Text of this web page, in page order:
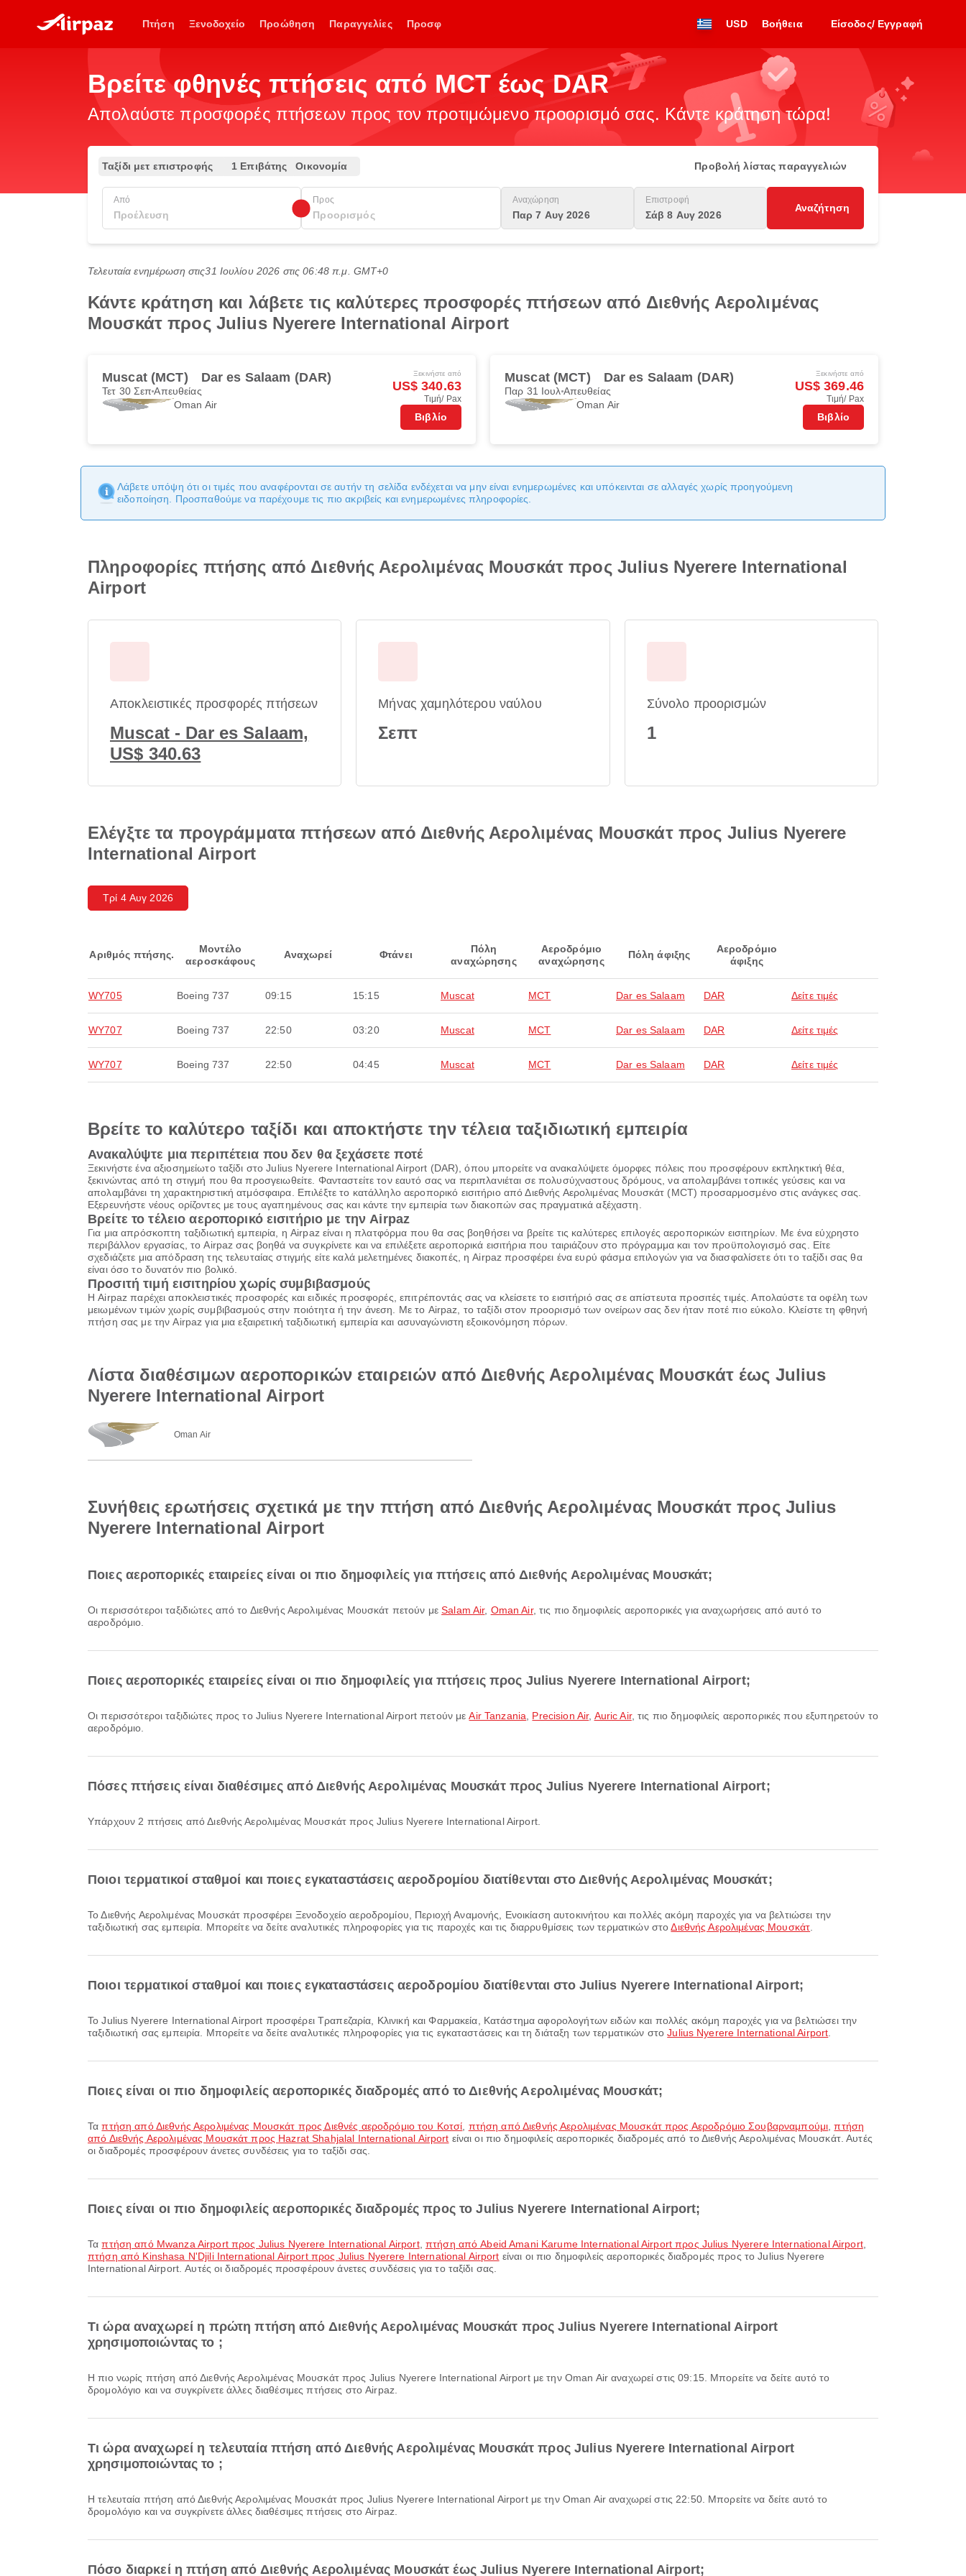
Πτήση Ξενοδοχείο Προώθηση Παραγγελίες Προσφ USD Βοήθεια Είσοδος/ Εγγραφή
Βρείτε φθηνές πτήσεις από MCT έως DAR
Απολαύστε προσφορές πτήσεων προς τον προτιμώμενο προορισμό σας. Κάντε κράτηση τώρα!
Ταξίδι μετ επιστροφής 1 Επιβάτης Οικονομία Προβολή λίστας παραγγελιών
Από Προς Αναχώρηση
Παρ 7 Αυγ 2026
Επιστροφή
Σάβ 8 Αυγ 2026
Αναζήτηση
Τελευταία ενημέρωση στις31 Ιουλίου 2026 στις 06:48 π.μ. GMT+0
Κάντε κράτηση και λάβετε τις καλύτερες προσφορές πτήσεων από Διεθνής Αερολιμένας
Μουσκάτ προς Julius Nyerere International Airport
Muscat (MCT) Dar es Salaam (DAR)
Τετ 30 ΣεπΑπευθείας
Oman Air
Ξεκινήστε από
US$ 340.63
Τιμή/ Pax
Βιβλίο
Muscat (MCT) Dar es Salaam (DAR)
Παρ 31 Ιουλ Απευθείας
Oman Air
Ξεκινήστε από
US$ 369.46
Τιμή/ Pax
Βιβλίο
Λάβετε υπόψη ότι οι τιμές που αναφέρονται σε αυτήν τη σελίδα ενδέχεται να μην είναι ενημερωμένες και υπόκεινται σε αλλαγές χωρίς προηγούμενη
ειδοποίηση. Προσπαθούμε να παρέχουμε τις πιο ακριβείς και ενημερωμένες πληροφορίες.
Πληροφορίες πτήσης από Διεθνής Αερολιμένας Μουσκάτ προς Julius Nyerere International
Airport
Αποκλειστικές προσφορές πτήσεων
Muscat - Dar es Salaam,
US$ 340.63
Μήνας χαμηλότερου ναύλου
Σεπτ
Σύνολο προορισμών
1
Ελέγξτε τα προγράμματα πτήσεων από Διεθνής Αερολιμένας Μουσκάτ προς Julius Nyerere
International Airport
Τρί 4 Αυγ 2026
Αριθμός πτήσης.
Μοντέλο
αεροσκάφους
Αναχωρεί Φτάνει
Πόλη
αναχώρησης
Αεροδρόμιο
αναχώρησης
Πόλη άφιξης
Αεροδρόμιο
άφιξης
WY705 Boeing 737 09:15 15:15 Muscat MCT Dar es Salaam DAR Δείτε τιμές
WY707 Boeing 737 22:50 03:20 Muscat MCT Dar es Salaam DAR Δείτε τιμές
WY707 Boeing 737 22:50 04:45 Muscat MCT Dar es Salaam DAR Δείτε τιμές
Βρείτε το καλύτερο ταξίδι και αποκτήστε την τέλεια ταξιδιωτική εμπειρία
Ανακαλύψτε μια περιπέτεια που δεν θα ξεχάσετε ποτέ
Ξεκινήστε ένα αξιοσημείωτο ταξίδι στο Julius Nyerere International Airport (DAR), όπου μπορείτε να ανακαλύψετε όμορφες πόλεις που προσφέρουν εκπληκτική θέα,
ξεκινώντας από τη στιγμή που θα προσγειωθείτε. Φανταστείτε τον εαυτό σας να περιπλανιέται σε πολυσύχναστους δρόμους, να απολαμβάνει τοπικές γεύσεις και να
απολαμβάνει τη χαρακτηριστική ατμόσφαιρα. Επιλέξτε το κατάλληλο αεροπορικό εισιτήριο από Διεθνής Αερολιμένας Μουσκάτ (MCT) προσαρμοσμένο στις ανάγκες σας.
Εξερευνήστε νέους ορίζοντες με τους αγαπημένους σας και κάντε την εμπειρία των διακοπών σας πραγματικά αξέχαστη.
Βρείτε το τέλειο αεροπορικό εισιτήριο με την Airpaz
Για μια απρόσκοπτη ταξιδιωτική εμπειρία, η Airpaz είναι η πλατφόρμα που θα σας βοηθήσει να βρείτε τις καλύτερες επιλογές αεροπορικών εισιτηρίων. Με ένα εύχρηστο
περιβάλλον εργασίας, το Airpaz σας βοηθά να συγκρίνετε και να επιλέξετε αεροπορικά εισιτήρια που ταιριάζουν στο πρόγραμμα και τον προϋπολογισμό σας. Είτε
σχεδιάζετε μια απόδραση της τελευταίας στιγμής είτε καλά μελετημένες διακοπές, η Airpaz προσφέρει ένα ευρύ φάσμα επιλογών για να διασφαλίσετε ότι το ταξίδι σας θα
είναι όσο το δυνατόν πιο βολικό.
Προσιτή τιμή εισιτηρίου χωρίς συμβιβασμούς
Η Airpaz παρέχει αποκλειστικές προσφορές και ειδικές προσφορές, επιτρέποντάς σας να κλείσετε το εισιτήριό σας σε απίστευτα προσιτές τιμές. Απολαύστε τα οφέλη των
μειωμένων τιμών χωρίς συμβιβασμούς στην ποιότητα ή την άνεση. Με το Airpaz, το ταξίδι στον προορισμό των ονείρων σας δεν ήταν ποτέ πιο εύκολο. Κλείστε τη φθηνή
πτήση σας με την Airpaz για μια εξαιρετική ταξιδιωτική εμπειρία και ασυναγώνιστη εξοικονόμηση πόρων.
Λίστα διαθέσιμων αεροπορικών εταιρειών από Διεθνής Αερολιμένας Μουσκάτ έως Julius
Nyerere International Airport
Oman Air
Συνήθεις ερωτήσεις σχετικά με την πτήση από Διεθνής Αερολιμένας Μουσκάτ προς Julius
Nyerere International Airport
Ποιες αεροπορικές εταιρείες είναι οι πιο δημοφιλείς για πτήσεις από Διεθνής Αερολιμένας Μουσκάτ;
Οι περισσότεροι ταξιδιώτες από το Διεθνής Αερολιμένας Μουσκάτ πετούν μεSalam Air, Oman Air, τις πιο δημοφιλείς αεροπορικές για αναχωρήσεις από αυτό το
αεροδρόμιο.
Ποιες αεροπορικές εταιρείες είναι οι πιο δημοφιλείς για πτήσεις προς Julius Nyerere International Airport;
Οι περισσότεροι ταξιδιώτες προς το Julius Nyerere International Airport πετούν μεAir Tanzania Precision Air, Auric Air, τις πιο δημοφιλείς αεροπορικές που εξυπηρετούν το
αεροδρόμιο.
Πόσες πτήσεις είναι διαθέσιμες από Διεθνής Αερολιμένας Μουσκάτ προς Julius Nyerere International Airport;
Υπάρχουν 2 πτήσεις από Διεθνής Αερολιμένας Μουσκάτ προς Julius Nyerere International Airport.
Ποιοι τερματικοί σταθμοί και ποιες εγκαταστάσεις αεροδρομίου διατίθενται στο Διεθνής Αερολιμένας Μουσκάτ;
Το Διεθνής Αερολιμένας Μουσκάτ προσφέρει Ξενοδοχείο αεροδρομίου, Περιοχή Αναμονής, Ενοικίαση αυτοκινήτου και πολλές ακόμη παροχές για να βελτιώσει την
ταξιδιωτική σας εμπειρία. Μπορείτε να δείτε αναλυτικές πληροφορίες για τις παροχές και τις διαρρυθμίσεις των τερματικών στοΔιεθνής Αερολιμένας Μουσκάτ
Ποιοι τερματικοί σταθμοί και ποιες εγκαταστάσεις αεροδρομίου διατίθενται στο Julius Nyerere International Airport;
Το Julius Nyerere International Airport προσφέρει Τραπεζαρία, Κλινική και Φαρμακεία, Κατάστημα αφορολογήτων ειδών και πολλές ακόμη παροχές για να βελτιώσει την
ταξιδιωτική σας εμπειρία. Μπορείτε να δείτε αναλυτικές πληροφορίες για τις εγκαταστάσεις και τη διάταξη των τερματικών στοJulius Nyerere International Airport
Ποιες είναι οι πιο δημοφιλείς αεροπορικές διαδρομές από το Διεθνής Αερολιμένας Μουσκάτ;
Ταπτήση από Διεθνής Αερολιμένας Μουσκάτ προς Διεθνές αεροδρόμιο του Κοτσί πτήση από Διεθνής Αερολιμένας Μουσκάτ προς Αεροδρόμιο Σουβαρναμπούμι ,πτήση
από Διεθνής Αερολιμένας Μουσκάτ προς Hazrat Shahjalal International Airport είναι οι πιο δημοφιλείς αεροπορικές διαδρομές από το Διεθνής Αερολιμένας Μουσκάτ. Αυτές
οι διαδρομές προσφέρουν άνετες συνδέσεις για το ταξίδι σας.
Ποιες είναι οι πιο δημοφιλείς αεροπορικές διαδρομές προς το Julius Nyerere International Airport;
Ταπτήση από Mwanza Airport προς Julius Nyerere International Airport, πτήση από Abeid Amani Karume International Airport προς Julius Nyerere International Airport,
πτήση από Kinshasa N'Djili International Airport προς Julius Nyerere International Airport είναι οι πιο δημοφιλείς αεροπορικές διαδρομές προς το Julius Nyerere
International Airport. Αυτές οι διαδρομές προσφέρουν άνετες συνδέσεις για το ταξίδι σας.
Τι ώρα αναχωρεί η πρώτη πτήση από Διεθνής Αερολιμένας Μουσκάτ προς Julius Nyerere International Airport
χρησιμοποιώντας το ;
Η πιο νωρίς πτήση από Διεθνής Αερολιμένας Μουσκάτ προς Julius Nyerere International Airport με την Oman Air αναχωρεί στις 09:15. Μπορείτε να δείτε αυτό το
δρομολόγιο και να συγκρίνετε άλλες διαθέσιμες πτήσεις στο Airpaz.
Τι ώρα αναχωρεί η τελευταία πτήση από Διεθνής Αερολιμένας Μουσκάτ προς Julius Nyerere International Airport
χρησιμοποιώντας το ;
Η τελευταία πτήση από Διεθνής Αερολιμένας Μουσκάτ προς Julius Nyerere International Airport με την Oman Air αναχωρεί στις 22:50. Μπορείτε να δείτε αυτό το
δρομολόγιο και να συγκρίνετε άλλες διαθέσιμες πτήσεις στο Airpaz.
Πόσο διαρκεί η πτήση από Διεθνής Αερολιμένας Μουσκάτ έως Julius Nyerere International Airport;